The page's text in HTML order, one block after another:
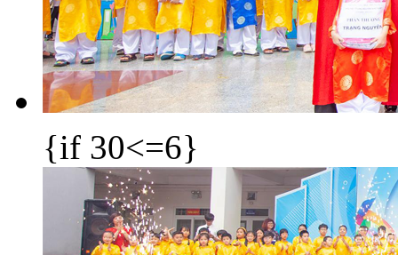
{if 30<=6}